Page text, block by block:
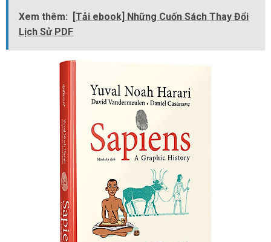
Xem thêm:
[Tải ebook] Những Cuốn Sách Thay Đổi
Lịch Sử PDF